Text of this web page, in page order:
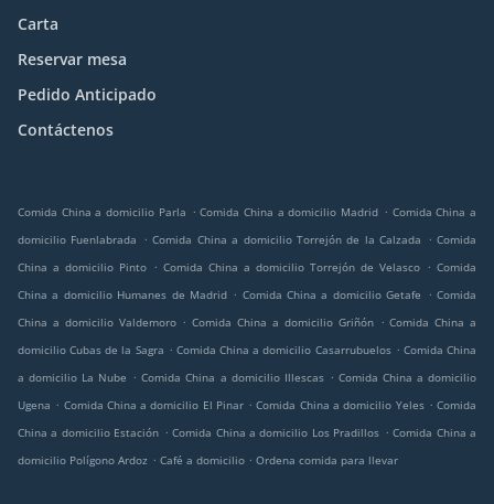
Carta
Reservar mesa
Pedido Anticipado
Contáctenos
Comida China a domicilio Parla . Comida China a domicilio Madrid . Comida China a
domicilio Fuenlabrada
. Comida China a domicilio Torrejón de la Calzada . Comida
China a domicilio Pinto . Comida China a domicilio Torrejón de Velasco . Comida
China a domicilio Humanes de Madrid . Comida China a domicilio Getafe . Comida
China a domicilio Valdemoro . Comida China a domicilio Griñón . Comida China a
domicilio Cubas de la Sagra . Comida China a domicilio Casarrubuelos . Comida China
a domicilio La Nube . Comida China a domicilio Illescas . Comida China a domicilio
Ugena . Comida China a domicilio El Pinar . Comida China a domicilio Yeles . Comida
China a domicilio Estación . Comida China a domicilio Los Pradillos . Comida China a
domicilio Polígono Ardoz . Café a domicilio . Ordena comida para llevar